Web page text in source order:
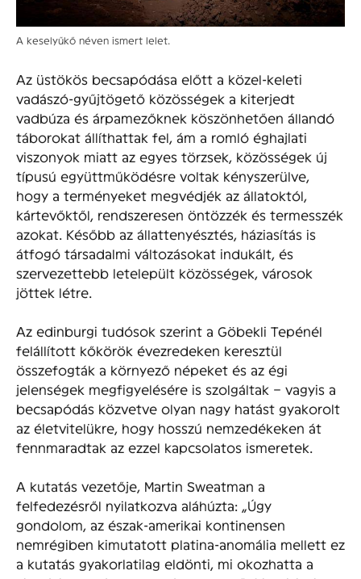
A keselyűkő néven ismert lelet.
Az üstökös becsapódása előtt a közel-keleti
vadászó-gyűjtögető közösségek a kiterjedt
vadbúza és árpamezőknek köszönhetően állandó
táborokat állíthattak fel, ám a romló éghajlati
viszonyok miatt az egyes törzsek, közösségek új
típusú együttműködésre voltak kényszerülve,
hogy a terményeket megvédjék az állatoktól,
kártevőktől, rendszeresen öntözzék és termesszék
azokat. Később az állattenyésztés, háziasítás is
átfogó társadalmi változásokat indukált, és
szervezettebb letelepült közösségek, városok
jöttek létre.
Az edinburgi tudósok szerint a Göbekli Tepénél
felállított kőkörök évezredeken keresztül
összefogták a környező népeket és az égi
jelenségek megfigyelésére is szolgáltak – vagyis a
becsapódás közvetve olyan nagy hatást gyakorolt
az életvitelükre, hogy hosszú nemzedékeken át
fennmaradtak az ezzel kapcsolatos ismeretek.
A kutatás vezetője, Martin Sweatman a
felfedezésről nyilatkozva aláhúzta: „Úgy
gondolom, az észak-amerikai kontinensen
nemrégiben kimutatott platina-anomália mellett ez
a kutatás gyakorlatilag eldönti, mi okozhatta a